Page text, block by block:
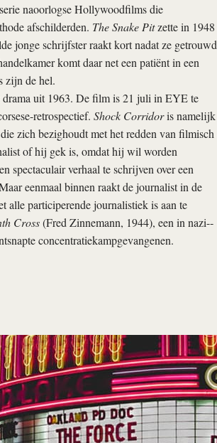
naoorlogse Hollywoodfilms die
afschilderden. The Snake Pitzette in 1948
jonge schrijfster raakt kort nadat ze getrouwd
komt daar net een patiënt in een
zijn de hel.
drama uit 1963. De film is 21 juli in EYE te
retrospectief. Shock Corridoris namelijk
zich bezighoudt met het redden van filmisch
of hij gek is, omdat hij wil worden
spectaculair verhaal te schrijven over een
eenmaal binnen raakt de journalist in de
alle participerende journalistiek is aan te
Cross(Fred Zinnemann, 1944), een in nazi-­
concentratiekampgevangenen.